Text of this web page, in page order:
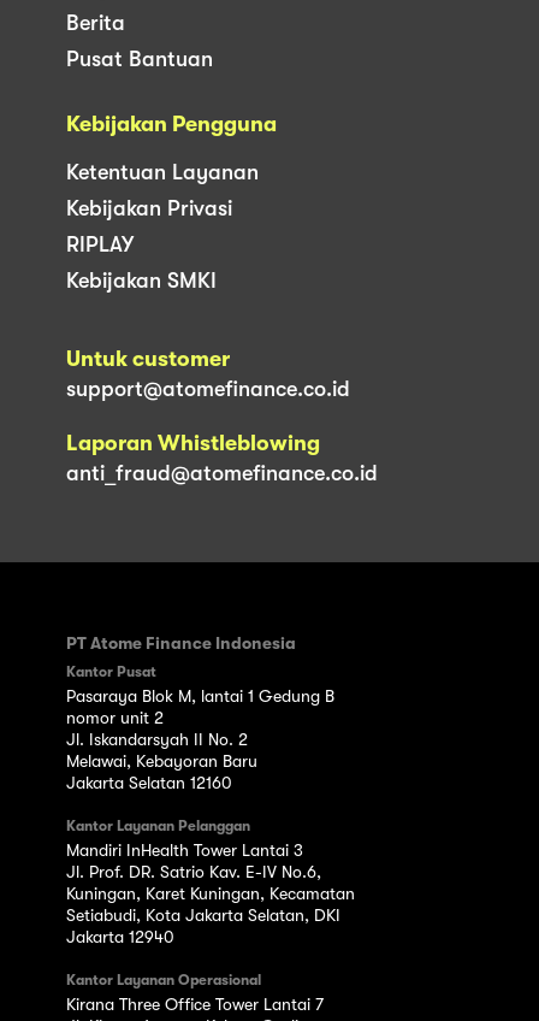
Berita
Pusat Bantuan
Kebijakan Pengguna
Ketentuan Layanan
Kebijakan Privasi
RIPLAY
Kebijakan SMKI
Untuk customer
support@atomefinance.co.id
Laporan Whistleblowing
anti_fraud@atomefinance.co.id
PT Atome Finance Indonesia
Kantor Pusat
Pasaraya Blok M, lantai 1 Gedung B
nomor unit 2
Jl. Iskandarsyah II No. 2
Melawai, Kebayoran Baru
Jakarta Selatan 12160
Kantor Layanan Pelanggan
Mandiri InHealth Tower Lantai 3
Jl. Prof. DR. Satrio Kav. E-IV No.6,
Kuningan, Karet Kuningan, Kecamatan
Setiabudi, Kota Jakarta Selatan, DKI
Jakarta 12940
Kantor Layanan Operasional
Kirana Three Office Tower Lantai 7